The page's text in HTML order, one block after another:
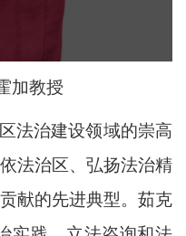
加教授
法治建设领域的崇高
法治区、弘扬法治精
献的先进典型。茹克